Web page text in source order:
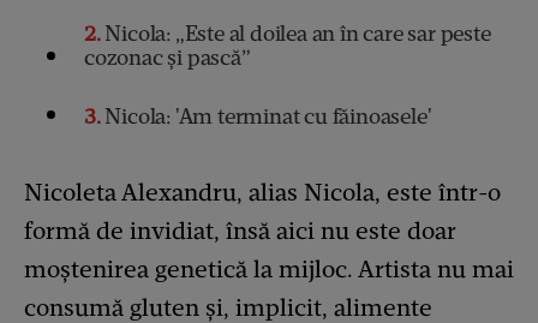
2Nicola: „Este al doilea an în care sar peste
cozonac și pască”
3Nicola: 'Am terminat cu făinoasele'
Nicoleta Alexandru, alias Nicola, este într-o
formă de invidiat, însă aici nu este doar
moștenirea genetică la mijloc. Artista nu mai
consumă gluten și, implicit, alimente